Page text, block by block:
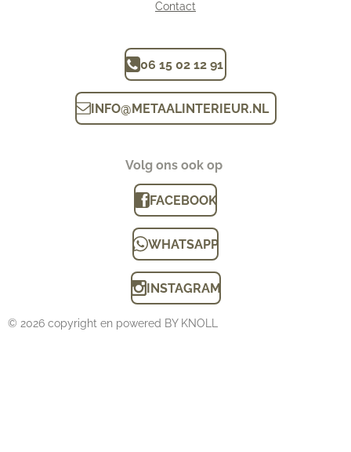
Contact
06 15 02 12 91
INFO@METAALINTERIEUR.NL
Volg ons ook op
FACEBOOK
WHATSAPP
INSTAGRAM
© 2026 copyright en powered BY KNOLL